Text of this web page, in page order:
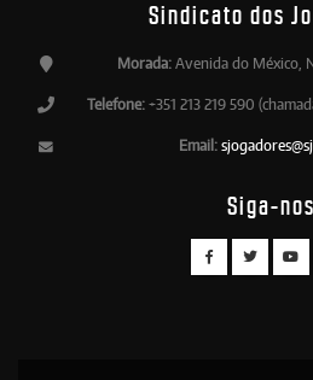
Sindicato dos
Morada:Avenida do México,
Telefone: +351 213 219 590
Email:
Siga-nos